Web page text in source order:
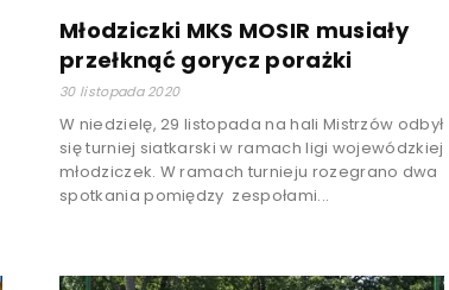
Młodziczki MKS MOSIR musiały
przełknąć gorycz porażki
30 listopada 2020
W niedzielę, 29 listopada na hali Mistrzów odbył
się turniej siatkarski w ramach ligi wojewódzkiej
młodziczek. W ramach turnieju rozegrano dwa
spotkania pomiędzy zespołami...